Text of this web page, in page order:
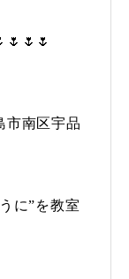
市南区宇品
に”を教室